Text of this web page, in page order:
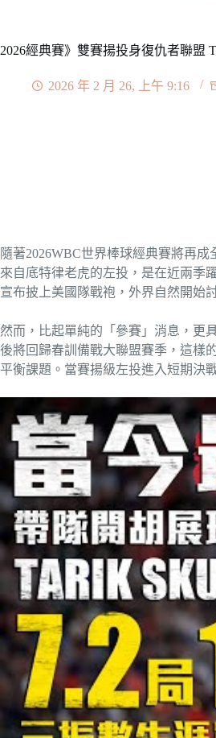
2026經典賽》雙賽揚投身復仇者聯盟
2026 年 2 月 26, 上午 9:16
隨著2026WBC世界棒球經典賽將再
來自底特律老虎的左投，是在近兩季
宣布披上美國隊戰袍，外界自然開始
然而，比起單純的「參賽」消息，更
後將回歸春訓備戰大聯盟賽季，這樣
平衡課題。當賽揚級左投進入短期決